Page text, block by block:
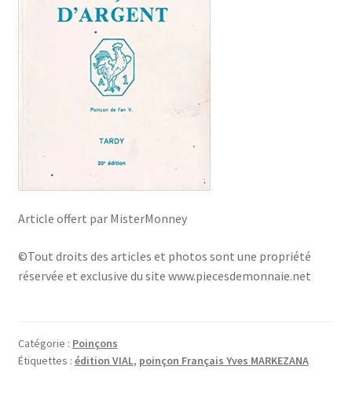
Article offert par MisterMonney
©Tout droits des articles et photos sont une propriété
réservée et exclusive du site www.piecesdemonnaie.net
Catégorie : Poinçons
Étiquettes : édition VIAL, poinçon Français Yves MARKEZANA